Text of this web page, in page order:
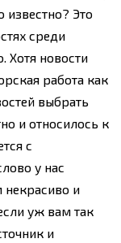
известно? Это
среди
Хотя новости
работа как
выбрать
и относилось к
с
у нас
некрасиво и
уж вам так
и